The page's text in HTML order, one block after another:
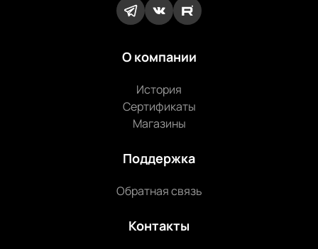
О компании
История
Сертификаты
Магазины
Поддержка
Обратная связь
Контакты